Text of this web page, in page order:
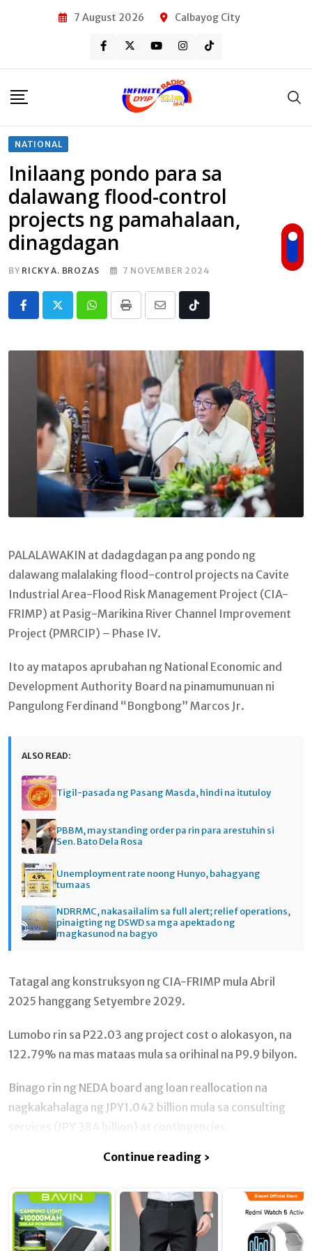
7 August 2026 Calbayog City
NATIONAL
Inilaang pondo para sa
dalawang flood-control
projects ng pamahalaan,
dinagdagan
BY RICKY A. BROZAS 7 NOVEMBER 2024
Whatsapp
Print
Share
Email
Tiktok
PALALAWAKIN at dadagdagan pa ang pondo ng
dalawang malalaking flood-control projects na Cavite
Industrial Area-Flood Risk Management Project (CIA-
FRIMP) at Pasig-Marikina River Channel Improvement
Project (PMRCIP) – Phase IV.
Ito ay matapos aprubahan ng National Economic and
Development Authority Board na pinamumunuan ni
Pangulong Ferdinand “Bongbong” Marcos Jr.
ALSO READ:
Tigil-pasada ng Pasang Masda, hindi na itutuloy
PBBM, may standing order pa rin para arestuhin si
Sen. Bato Dela Rosa
Unemployment rate noong Hunyo, bahagyang
tumaas
NDRRMC, nakasailalim sa full alert; relief operations,
pinaigting ng DSWD sa mga apektado ng
magkasunod na bagyo
Tatagal ang konstruksyon ng CIA-FRIMP mula Abril
2025 hanggang Setyembre 2029.
Lumobo rin sa P22.03 ang project cost o alokasyon, na
122.79% na mas mataas mula sa orihinal na P9.9 bilyon.
Binago rin ng NEDA board ang loan reallocation na
nagkakahalaga ng JPY1.042 billion mula sa consulting
services (JPY 384 billion) at contingencies.
Continue reading ›